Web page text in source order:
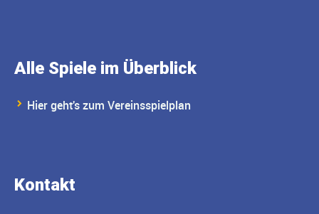
Alle Spiele im Überblick
Hier geht's zum Vereinsspielplan
Kontakt